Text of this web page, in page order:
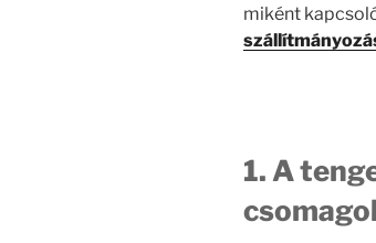
miként
1. A